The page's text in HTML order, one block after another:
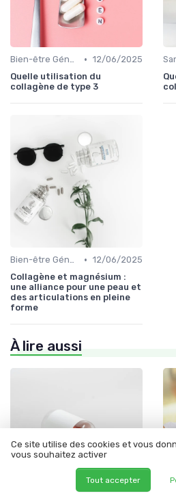
Bien-être Général • 12/06/2025
Quelle utilisation du
collagène de type 3
Bien-être Général • 12/06/2025
Collagène et magnésium :
une alliance pour une peau et
des articulations en pleine
forme
À lire aussi
Ce site utilise des cookies et vous
vous souhaitez activer
Tout accepter